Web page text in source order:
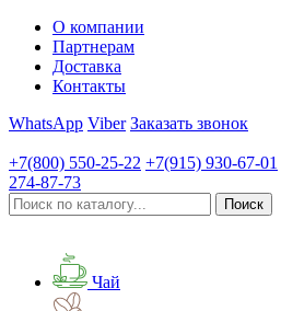
О компании
Партнерам
Доставка
Контакты
WhatsApp Viber Заказать звонок
+7(800) 550-25-22 +7(915) 930-67-01
274-87-73
Чай